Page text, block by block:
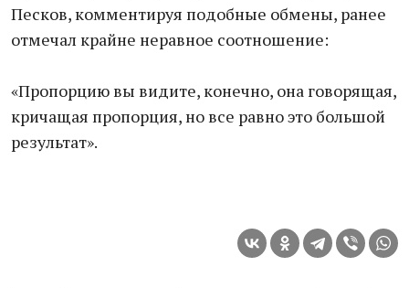
Песков, комментируя подобные обмены, ранее
отмечал крайне неравное соотношение:
«Пропорцию вы видите, конечно, она говорящая,
кричащая пропорция, но все равно это большой
результат».